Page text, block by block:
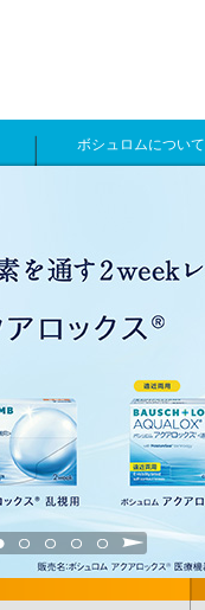
ボシュロムについて
6 7 8 9